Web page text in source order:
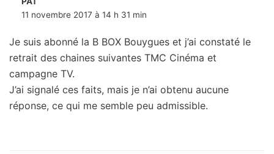
11 novembre 2017 à 14 h 31 min
Je suis abonné la B BOX Bouygues et j’ai constaté le
retrait des chaines suivantes TMC Cinéma et
campagne TV.
J’ai signalé ces faits, mais je n’ai obtenu aucune
réponse, ce qui me semble peu admissible.